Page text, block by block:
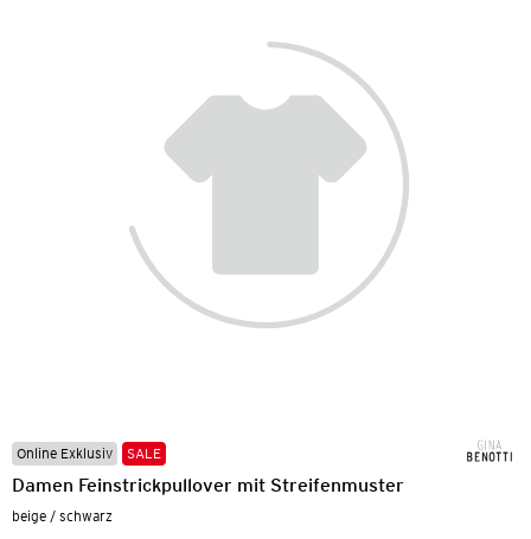
Online Exklusiv SALE
Damen Feinstrickpullover mit Streifenmuster
beige / schwarz